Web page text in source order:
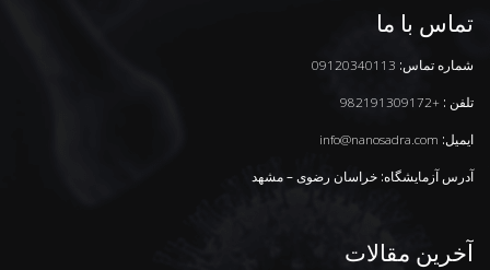
تماس با ما
شماره تماس: 09120340113
تلفن : +982191309172
ایمیل: info@nanosadra.com
آدرس آزمایشگاه: خراسان رضوی – مشهد
آخرین مقالات